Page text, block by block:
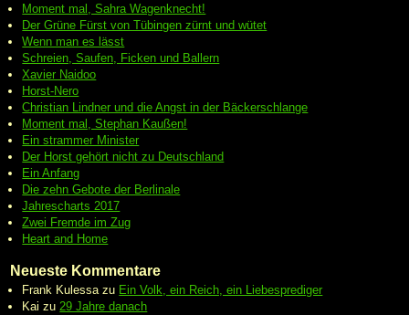
Moment mal, Sahra Wagenknecht!
Der Grüne Fürst von Tübingen zürnt und wütet
Wenn man es lässt
Schreien, Saufen, Ficken und Ballern
Xavier Naidoo
Horst-Nero
Christian Lindner und die Angst in der Bäckerschlange
Moment mal, Stephan Kaußen!
Ein strammer Minister
Der Horst gehört nicht zu Deutschland
Ein Anfang
Die zehn Gebote der Berlinale
Jahrescharts 2017
Zwei Fremde im Zug
Heart and Home
Neueste Kommentare
Frank Kulessazu Ein Volk, ein Reich, ein Liebesprediger
Kai zu29 Jahre danach